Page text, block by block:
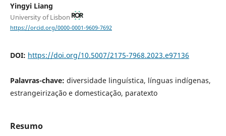
Yingyi Liang
University of Lisbon
https://orcid.org/0000-0001-9609-7692
DOI: https://doi.org/10.5007/2175-7968.2023.e97136
Palavras-chave: diversidade linguística, línguas indígenas,
estrangeirização e domesticação, paratexto
Resumo